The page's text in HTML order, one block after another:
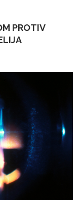
PROTIV